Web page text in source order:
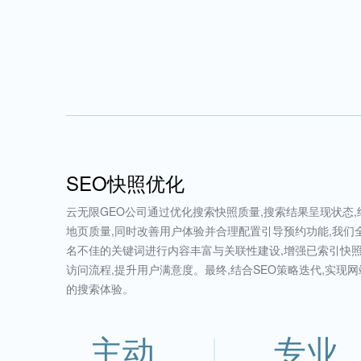
SEO快照优化
云无限GEO公司通过优化搜索快照质量,搜索结果呈现状
地页质量,同时改善用户体验并合理配置引导预约功能,我
名不佳的关键词进行内容丰富与关联性建设,增强已索引快
访问流程,提升用户满意度。最终,结合SEO策略迭代,实现
的搜索体验。
主动 专业